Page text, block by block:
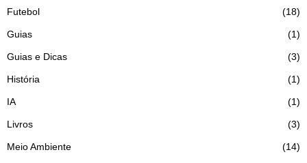
Futebol 18
Guias 1
Guias e Dicas 3
História 1
IA 1
Livros 3
Meio Ambiente 14